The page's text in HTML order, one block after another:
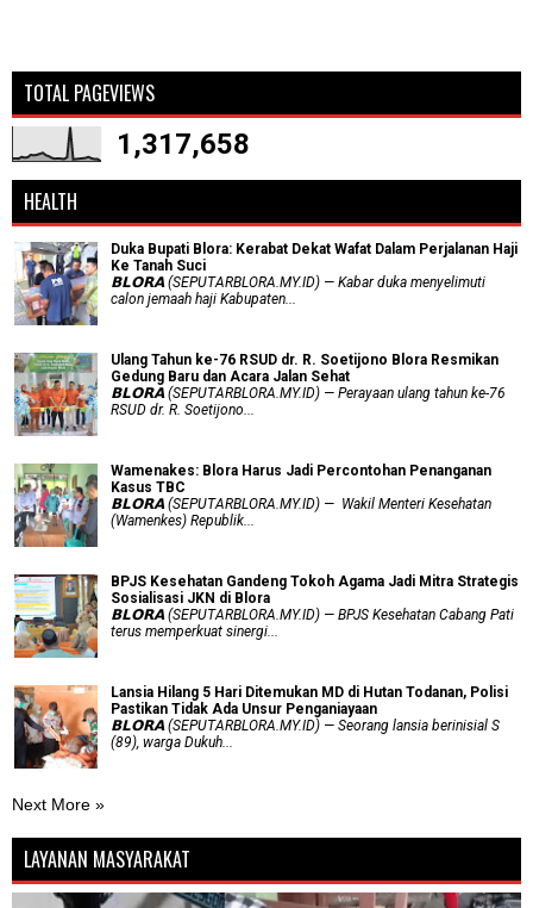
TOTAL PAGEVIEWS
1,317,658
HEALTH
Duka Bupati Blora: Kerabat Dekat Wafat Dalam Perjalanan Haji
Ke Tanah Suci
𝗕𝗟𝗢𝗥𝗔 (SEPUTARBLORA.MY.ID) — Kabar duka menyelimuti
calon jemaah haji Kabupaten...
Ulang Tahun ke-76 RSUD dr. R. Soetijono Blora Resmikan
Gedung Baru dan Acara Jalan Sehat
𝗕𝗟𝗢𝗥𝗔 (SEPUTARBLORA.MY.ID) — Perayaan ulang tahun ke-76
RSUD dr. R. Soetijono...
Wamenakes: Blora Harus Jadi Percontohan Penanganan
Kasus TBC
𝗕𝗟𝗢𝗥𝗔 (SEPUTARBLORA.MY.ID) — Wakil Menteri Kesehatan
(Wamenkes) Republik...
BPJS Kesehatan Gandeng Tokoh Agama Jadi Mitra Strategis
Sosialisasi JKN di Blora
𝗕𝗟𝗢𝗥𝗔 (SEPUTARBLORA.MY.ID) — BPJS Kesehatan Cabang Pati
terus memperkuat sinergi...
Lansia Hilang 5 Hari Ditemukan MD di Hutan Todanan, Polisi
Pastikan Tidak Ada Unsur Penganiayaan
𝗕𝗟𝗢𝗥𝗔 (SEPUTARBLORA.MY.ID) — Seorang lansia berinisial S
(89), warga Dukuh...
Next More »
LAYANAN MASYARAKAT